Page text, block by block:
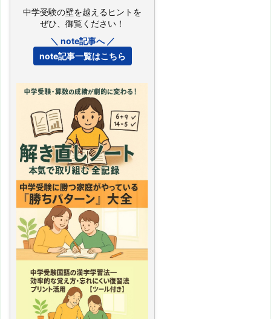
中学受験の壁を越えるヒントを
ぜひ、御覧ください！
＼ note記事へ ／
note記事一覧はこちら